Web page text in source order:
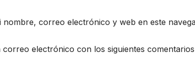
nombre, correo electrónico y web en este
correo electrónico con los siguientes